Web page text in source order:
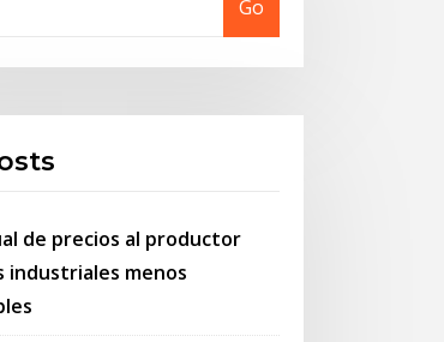
Go
de precios al productor
industriales menos